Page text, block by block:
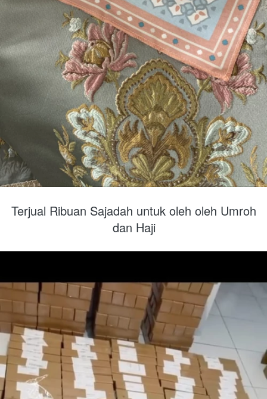
Terjual Ribuan Sajadah untuk oleh oleh Umroh
dan Haji